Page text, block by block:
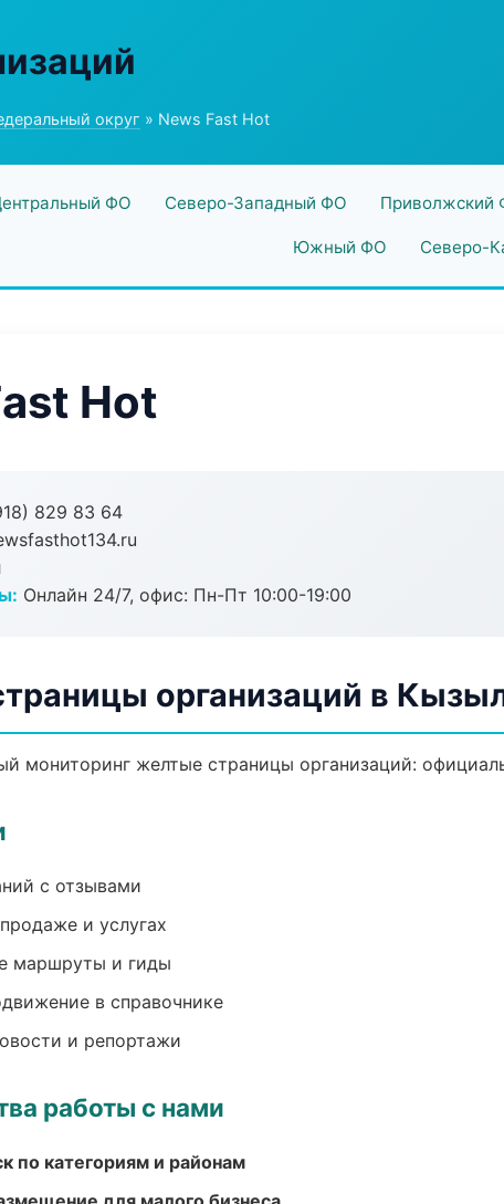
округ » News Fast Hot
ФО Северо-Западный ФО Приволжский
Южный ФО Северо-
Hot
829 83 64
Онлайн 24/7, офис: Пн-Пт 10:00-19:00
организаций в
мониторинг желтые страницы организаций:
с отзывами
и услугах
маршруты и гиды
в справочнике
и репортажи
работы с нами
по категориям и районам